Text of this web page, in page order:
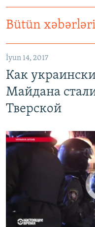
Bütün
İyun 14, 2017
Как
Майдана
Тверской
No media